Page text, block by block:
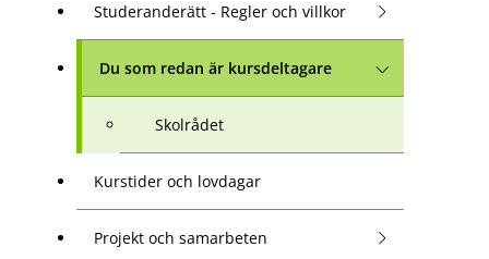
Studeranderätt - Regler och villkor
Du som redan är kursdeltagare
Skolrådet
Kurstider och lovdagar
Projekt och samarbeten